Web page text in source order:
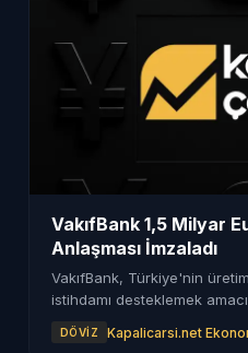
VakıfBank 1,5 Milyar
Anlaşması İmzaladı
VakıfBank, Türkiye'nin
istihdamı desteklemek
Bu anlaşma Dünya Bankası
DÖVIZ Kapalicarsi.net